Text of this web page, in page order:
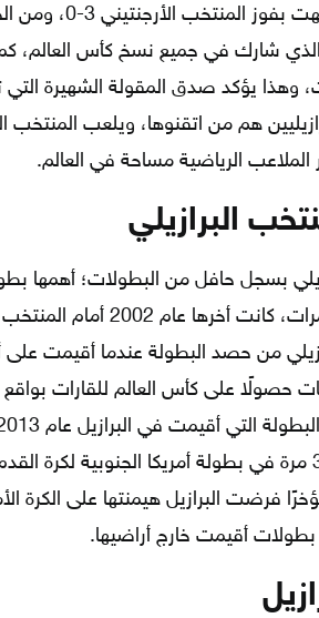
الأرجنتيني،
شارك في جميع نسخ كأس العالم،
يؤكد صدق المقولة الشهيرة التي
هم من اتقنوها، ويلعب المنتخب
الملاعب الرياضية مساحة في العالم.
البرازيلي
بسجل حافل من البطولات؛ أهمها
البرازيل عدد خمس مرات،
من حصد البطولة عندما أقيمت
حصولًا على كأس العالم للقارات
المنتخب البرازيلي 32 مرة في بطولة أمريكا
ومؤخرًا فرضت البرازيل هيمنتها على الكرة
أقيمت خارج أراضيها.